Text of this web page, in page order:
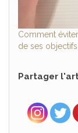
Comment
de ses objectifs
Partager